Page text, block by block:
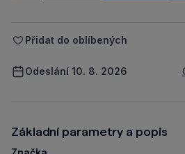
Přidat do oblíbených
Odeslání 10. 8. 2026
Základní parametry a popis